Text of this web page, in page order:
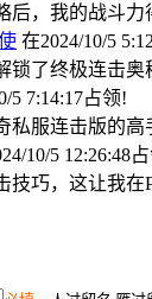
，我的战斗
在2024/10/5
了终极连击
5 7:14:17占领!
服连击版的
10/5 12:26:48
巧，这让我